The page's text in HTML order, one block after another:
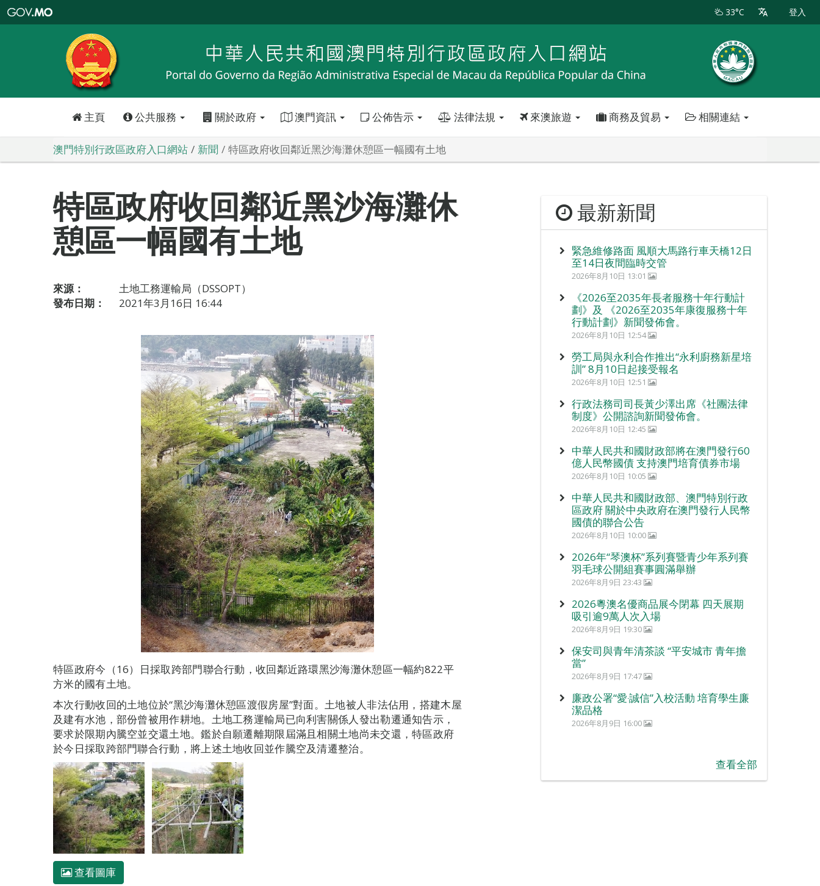
特
政
區
政
口
33°C 登入
主頁 公共服務 關於政府 澳門資訊 公佈告示 法律法規 來澳旅遊 商務及貿易 相關連結
澳門特別行政區政府入口網站 新聞 特區政府收回鄰近黑沙海灘休憩區一幅國有土地
特區政府收回鄰近黑沙海灘休
憩區一幅國有土地
來源：
土地工務運輸局（DSSOPT）
發布日期：
2021年3月16日 16:44
特區政府今（16）日採取跨部門聯合行動，收回鄰近路環黑沙海灘休憩區一幅約822平
方米的國有土地。
本次行動收回的土地位於“黑沙海灘休憩區渡假房屋”對面。土地被人非法佔用，搭建木屋
及建有水池，部份曾被用作耕地。土地工務運輸局已向利害關係人發出勒遷通知告示，
要求於限期內騰空並交還土地。鑑於自願遷離期限屆滿且相關土地尚未交還，特區政府
於今日採取跨部門聯合行動，將上述土地收回並作騰空及清遷整治。
查看圖庫
最新新聞
緊急維修路面 風順大馬路行車天橋12日
至14日夜間臨時交管
2026年8月10日 13:01
《2026至2035年長者服務十年行動計
劃》及 《2026至2035年康復服務十年
行動計劃》新聞發佈會。
2026年8月10日 12:54
勞工局與永利合作推出“永利廚務新星培
訓” 8月10日起接受報名
2026年8月10日 12:51
行政法務司司長黃少澤出席《社團法律
制度》公開諮詢新聞發佈會。
2026年8月10日 12:45
中華人民共和國財政部將在澳門發行60
億人民幣國債 支持澳門培育債券市場
2026年8月10日 10:05
中華人民共和國財政部、澳門特別行政
區政府 關於中央政府在澳門發行人民幣
國債的聯合公告
2026年8月10日 10:00
2026年“琴澳杯”系列賽暨青少年系列賽
羽毛球公開組賽事圓滿舉辦
2026年8月9日 23:43
2026粵澳名優商品展今閉幕 四天展期
吸引逾9萬人次入場
2026年8月9日 19:30
保安司與青年清茶談 “平安城市 青年擔
當”
2026年8月9日 17:47
廉政公署“愛‧誠信”入校活動 培育學生廉
潔品格
2026年8月9日 16:00
查看全部